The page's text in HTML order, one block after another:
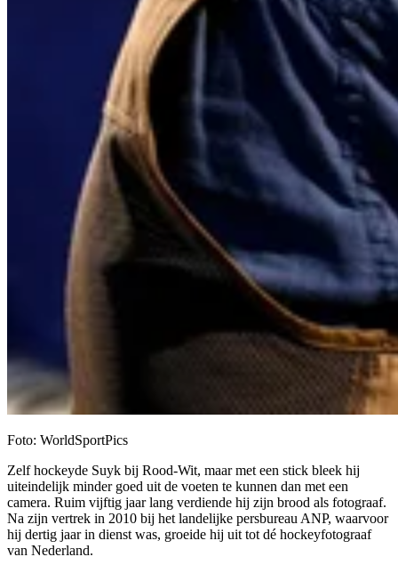
Foto: WorldSportPics
Zelf hockeyde Suyk bij Rood-Wit, maar met een stick bleek hij
uiteindelijk minder goed uit de voeten te kunnen dan met een
camera. Ruim vijftig jaar lang verdiende hij zijn brood als fotograaf.
Na zijn vertrek in 2010 bij het landelijke persbureau ANP, waarvoor
hij dertig jaar in dienst was, groeide hij uit tot dé hockeyfotograaf
van Nederland.